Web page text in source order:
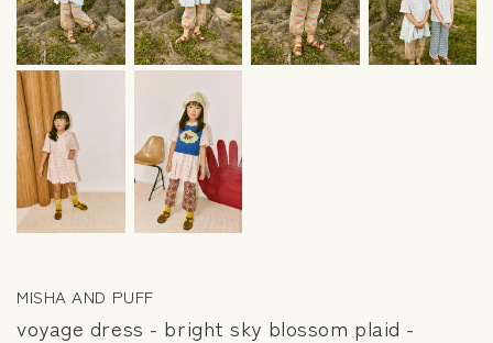
MISHA AND PUFF
voyage dress - bright sky blossom plaid -